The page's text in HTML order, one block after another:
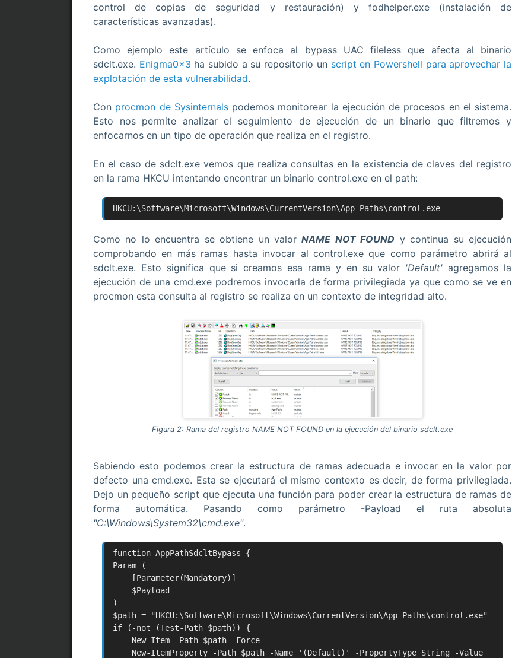
control de copias de seguridad y restauración) y fodhelper.exe (instalación de
características avanzadas).
Como ejemplo este artículo se enfoca al bypass UAC fileless que afecta al binario
sdclt.exe. Enigma0x3 ha subido a su repositorio un script en Powershell para aprovechar la
explotación de esta vulnerabilidad.
Con procmon de Sysinternalspodemos monitorear la ejecución de procesos en el sistema.
Esto nos permite analizar el seguimiento de ejecución de un binario que filtremos y
enfocarnos en un tipo de operación que realiza en el registro.
En el caso de sdclt.exe vemos que realiza consultas en la existencia de claves del registro
en la rama HKCU intentando encontrar un binario control.exe en el path:
HKCU:\Software\Microsoft\Windows\CurrentVersion\App Paths\control.exe
Como no lo encuentra se obtiene un valorNAME NOT FOUND y continua su ejecución
comprobando en más ramas hasta invocar al control.exe que como parámetro abrirá al
sdclt.exe. Esto significa que si creamos esa rama y en su valor 'Default' agregamos la
ejecución de una cmd.exe podremos invocarla de forma privilegiada ya que como se ve en
procmon esta consulta al registro se realiza en un contexto de integridad alto.
Figura 2: Rama del registro NAME NOT FOUND en la ejecución del binario sdclt.exe
Sabiendo esto podemos crear la estructura de ramas adecuada e invocar en la valor por
defecto una cmd.exe. Esta se ejecutará el mismo contexto es decir, de forma privilegiada.
Dejo un pequeño script que ejecuta una función para poder crear la estructura de ramas de
forma automática. Pasando como parámetro -Payload el ruta absoluta
"C:\Windows\System32\cmd.exe".
function AppPathSdcltBypass {
Param (
[Parameter(Mandatory)]
$Payload
)
$path = "HKCU:\Software\Microsoft\Windows\CurrentVersion\App Paths\control.exe"
if (-not (Test-Path $path)) {
New-Item -Path $path -Force
New-ItemProperty -Path $path -Name '(Default)' -PropertyType String -Value